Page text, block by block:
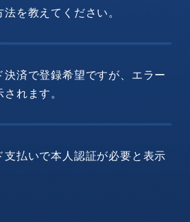
を教えてください。
決済で登録希望ですが、エラー
れます。
支払いで本人認証が必要と表示